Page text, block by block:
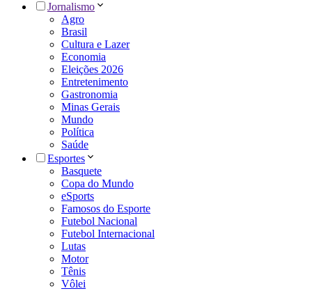
Jornalismo
Agro
Brasil
Cultura e Lazer
Economia
Eleições 2026
Entretenimento
Gastronomia
Minas Gerais
Mundo
Política
Saúde
Esportes
Basquete
Copa do Mundo
eSports
Famosos do Esporte
Futebol Nacional
Futebol Internacional
Lutas
Motor
Tênis
Vôlei